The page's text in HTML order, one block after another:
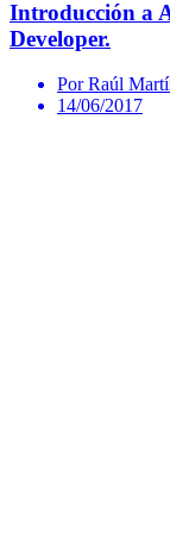
Introducción a
Developer.
Por Raúl
14/06/2017